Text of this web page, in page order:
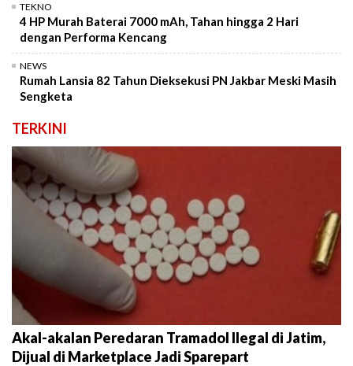
TEKNO
4 HP Murah Baterai 7000 mAh, Tahan hingga 2 Hari
dengan Performa Kencang
NEWS
Rumah Lansia 82 Tahun Dieksekusi PN Jakbar Meski Masih
Sengketa
TERKINI
Akal-akalan Peredaran Tramadol Ilegal di Jatim,
Dijual di Marketplace Jadi Sparepart